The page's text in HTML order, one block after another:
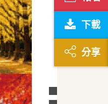
下載
分享